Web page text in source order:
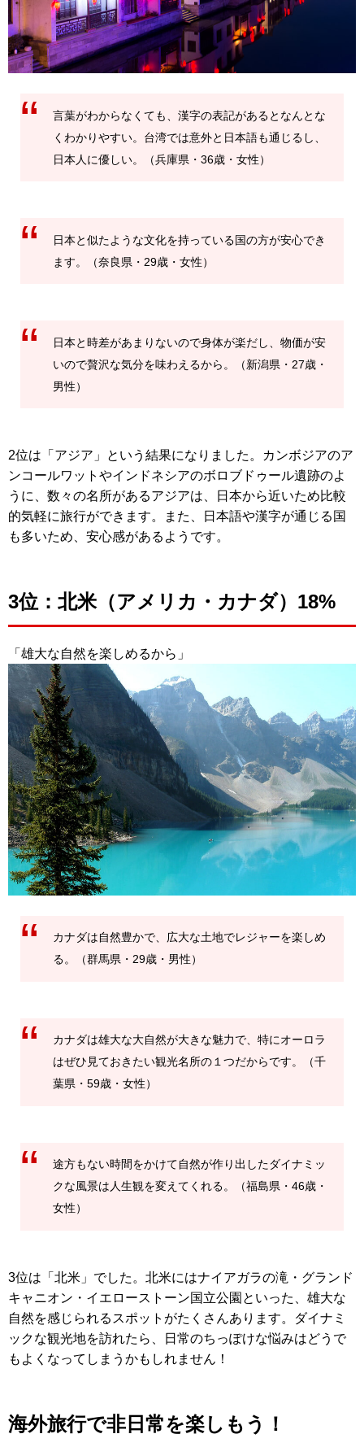
言葉がわからなくても、漢字の表記があるとなんとな
くわかりやすい。台湾では意外と日本語も通じるし、
日本人に優しい。（兵庫県・36歳・女性）
日本と似たような文化を持っている国の方が安心でき
ます。（奈良県・29歳・女性）
日本と時差があまりないので身体が楽だし、物価が安
いので贅沢な気分を味わえるから。（新潟県・27歳・
男性）
2位は「アジア」という結果になりました。カンボジアのア
ンコールワットやインドネシアのボロブドゥール遺跡のよ
うに、数々の名所があるアジアは、日本から近いため比較
的気軽に旅行ができます。また、日本語や漢字が通じる国
も多いため、安心感があるようです。
3位：北米（アメリカ・カナダ）18%
「雄大な自然を楽しめるから」
カナダは自然豊かで、広大な土地でレジャーを楽しめ
る。（群馬県・29歳・男性）
カナダは雄大な大自然が大きな魅力で、特にオーロラ
はぜひ見ておきたい観光名所の１つだからです。（千
葉県・59歳・女性）
途方もない時間をかけて自然が作り出したダイナミッ
クな風景は人生観を変えてくれる。（福島県・46歳・
女性）
3位は「北米」でした。北米にはナイアガラの滝・グランド
キャニオン・イエローストーン国立公園といった、雄大な
自然を感じられるスポットがたくさんあります。ダイナミ
ックな観光地を訪れたら、日常のちっぽけな悩みはどうで
もよくなってしまうかもしれません！
海外旅行で非日常を楽しもう！